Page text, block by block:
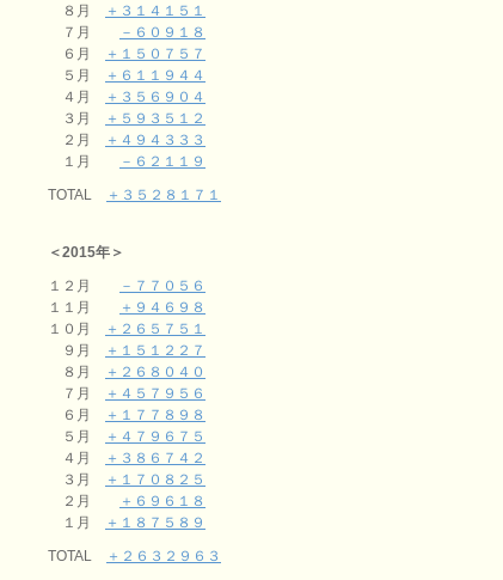
８月
＋３１４１５１
７月
－６０９１８
６月
＋１５０７５７
５月
＋６１１９４４
４月
＋３５６９０４
３月
＋５９３５１２
２月
＋４９４３３３
１月
－６２１１９
TOTAL
＋３５２８１７１
＜2015年＞
１２月
－７７０５６
１１月
＋９４６９８
１０月
＋２６５７５１
９月
＋１５１２２７
８月
＋２６８０４０
７月
＋４５７９５６
６月
＋１７７８９８
５月
＋４７９６７５
４月
＋３８６７４２
３月
＋１７０８２５
２月
＋６９６１８
１月
＋１８７５８９
TOTAL
＋２６３２９６３